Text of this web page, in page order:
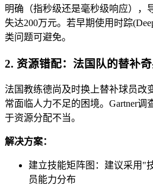
明确（指秒级还是毫秒级响应），
失达200万元。若早期使用时踪
类问题可避免。
2. 资源错配：法国队的替补
法国教练德尚及时换上替补球员改
常面临人力不足的困境。Gartner调
于资源分配不当。
解决方案：
建立技能矩阵图：建议采用"
员能力分布